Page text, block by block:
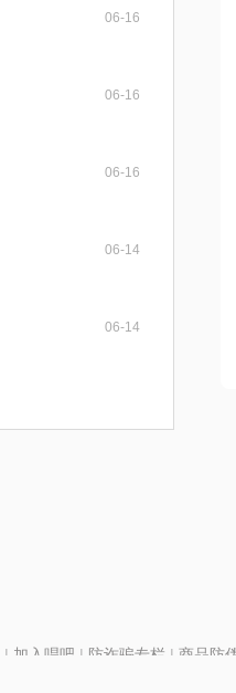
06-16
06-16
06-16
06-14
06-14
| 加入唱吧 | 防诈骗专栏 | 商品防